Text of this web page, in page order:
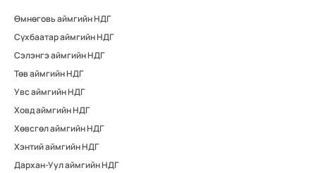
Өмнөговь аймгийн НДГ
Сүхбаатар аймгийн НДГ
Сэлэнгэ аймгийн НДГ
Төв аймгийн НДГ
Увс аймгийн НДГ
Ховд аймгийн НДГ
Хөвсгөл аймгийн НДГ
Хэнтий аймгийн НДГ
Дархан-Уул аймгийн НДГ